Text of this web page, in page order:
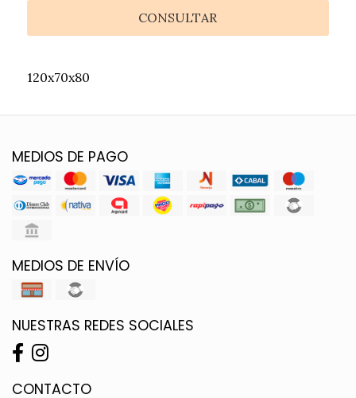
CONSULTAR
120x70x80
MEDIOS DE PAGO
MEDIOS DE ENVÍO
NUESTRAS REDES SOCIALES
CONTACTO